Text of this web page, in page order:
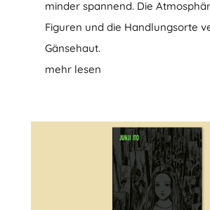
minder spannend. Die
Figuren und die Handlungsorte
Gänsehaut.
mehr lesen